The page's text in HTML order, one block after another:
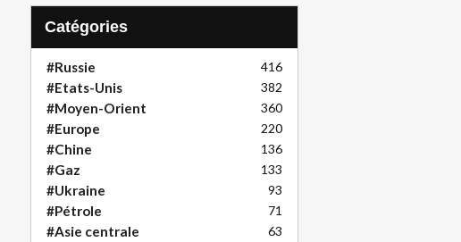
Catégories
#Russie 416
#Etats-Unis 382
#Moyen-Orient 360
#Europe 220
#Chine 136
#Gaz 133
#Ukraine 93
#Pétrole 71
#Asie centrale 63